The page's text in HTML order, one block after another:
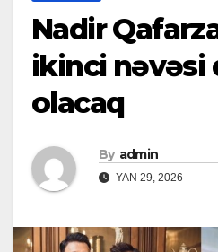
Nadir
ikinci nəvəsi
olacaq
By admin
YAN 29, 2026